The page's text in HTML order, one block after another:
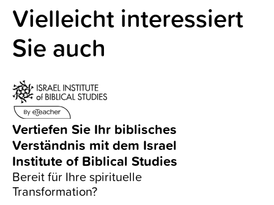
Vielleicht interessiert
Sie auch
Vertiefen Sie Ihr biblisches
Verständnis mit dem Israel
Institute of Biblical Studies
Bereit für Ihre spirituelle
Transformation?